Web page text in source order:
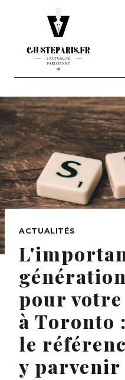
ACTUALITÉS
pour
à Toronto
le
y parvenir